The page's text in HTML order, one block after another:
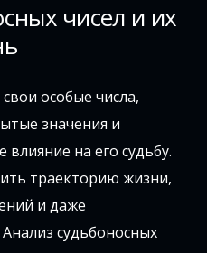
чисел и их
особые числа,
значения и
на его судьбу.
траекторию жизни,
и даже
судьбоносных